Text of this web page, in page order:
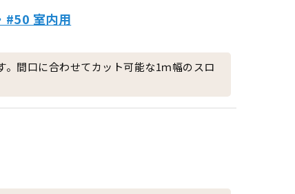
#50 室内用
間口に合わせてカット可能な1ｍ幅のスロ